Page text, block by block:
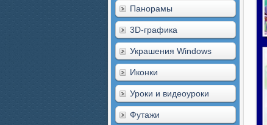
Панорамы
3D-графика
Украшения Windows
Иконки
Уроки и видеоуроки
Футажи